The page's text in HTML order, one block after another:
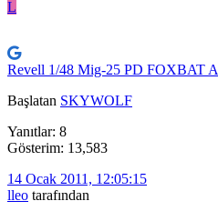
L
Revell 1/48 Mig-25 PD FOXBAT A
Başlatan SKYWOLF
Yanıtlar: 8
Gösterim: 13,583
14 Ocak 2011, 12:05:15
lleo tarafından